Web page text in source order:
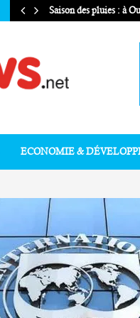
Saison des pluies : à
ECONOMIE &